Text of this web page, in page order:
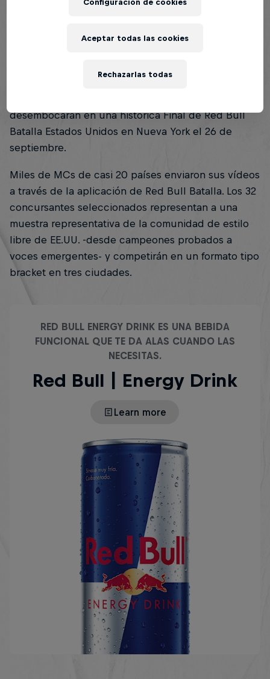
desembocarán en una histórica Final de Red Bull
Batalla Estados Unidos en Nueva York el 26 de
septiembre.
Miles de MCs de casi 20 países enviaron sus vídeos
a través de la aplicación de Red Bull Batalla. Los 32
concursantes seleccionados representan a una
muestra representativa de la comunidad de estilo
libre de EE.UU. -desde campeones probados a
voces emergentes- y competirán en un formato tipo
bracket en tres ciudades.
RED BULL ENERGY DRINK ES UNA BEBIDA
FUNCIONAL QUE TE DA ALAS CUANDO LAS
NECESITAS.
Red Bull | Energy Drink
Learn more
Configuración de cookies
Rechazarlas todas
Aceptar todas las cookies